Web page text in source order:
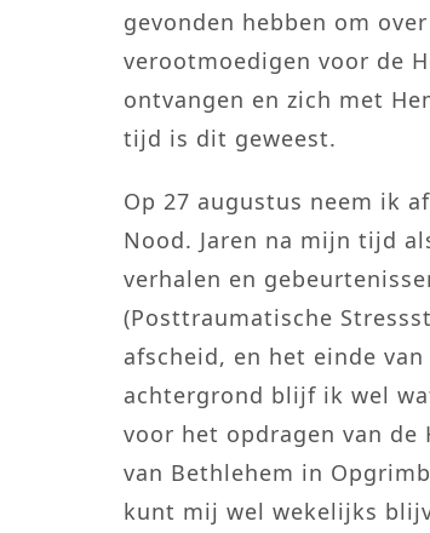
gevonden hebben om
verootmoedigen voor de
ontvangen en zich met
tijd is dit geweest.
Op 27 augustus neem ik
Nood. Jaren na mijn tijd
verhalen en
(Posttraumatische
afscheid, en het einde
achtergrond blijf ik wel
voor het opdragen van
van Bethlehem in
kunt mij wel wekelijks